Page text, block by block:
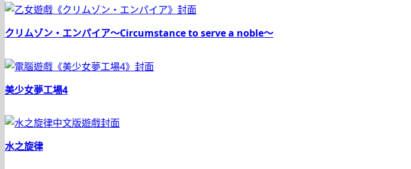
クリムゾン・エンパイア〜Circumstance to serve a noble〜
美少女夢工場4
水之旋律